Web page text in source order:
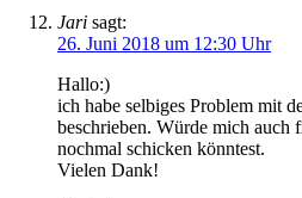
Jari sagt:
26. Juni 2018 um 12:30 Uhr
Hallo:)
ich habe selbiges Problem mit
beschrieben. Würde mich auch
nochmal schicken könntest.
Vielen Dank!